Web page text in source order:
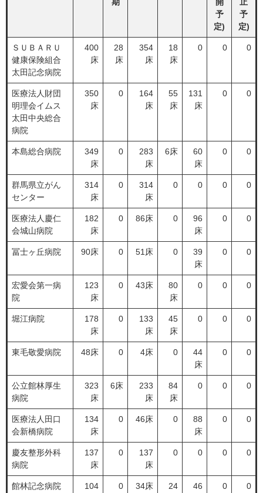
予
定)
予
定)
ＳＵＢＡＲＵ
健康保険組合
太田記念病院
400
床
28
床
354
床
18
床
0 0 0
医療法人財団
明理会イムス
太田中央総合
病院
350
床
0
164
床
55
床
131
床
0 0
本島総合病院
349
床
0
283
床
6床
60
床
0 0
群馬県立がん
センター
314
床
0
314
床
0 0 0 0
医療法人慶仁
会城山病院
182
床
0 86床 0
96
床
0 0
冨士ヶ丘病院 90床 0 51床 0
39
床
0 0
宏愛会第一病
院
123
床
0 43床
80
床
0 0 0
堀江病院
178
床
0
133
床
45
床
0 0 0
東毛敬愛病院 48床 0 4床 0
44
床
0 0
公立館林厚生
病院
323
床
6床
233
床
84
床
0 0 0
医療法人田口
会新橋病院
134
床
0 46床 0
88
床
0 0
慶友整形外科
病院
137
床
0
137
床
0 0 0 0
館林記念病院
104
0 34床
24
46
0 0